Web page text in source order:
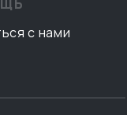
с нами